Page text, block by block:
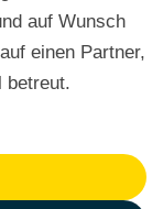
auf Wunsch
einen Partner,
betreut.